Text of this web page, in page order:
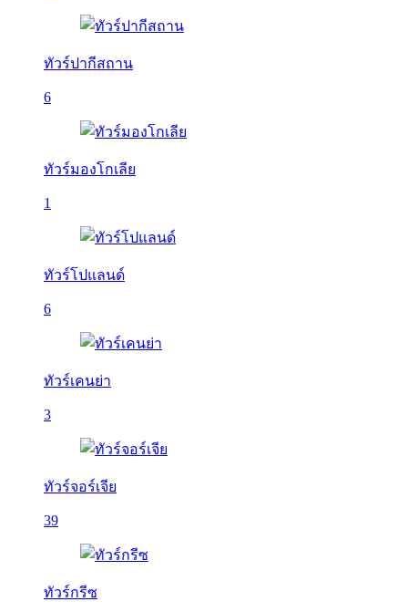
ทัวร์ปากีสถาน
6
ทัวร์มองโกเลีย
1
ทัวร์โปแลนด์
6
ทัวร์เคนย่า
3
ทัวร์จอร์เจีย
39
ทัวร์กรีซ